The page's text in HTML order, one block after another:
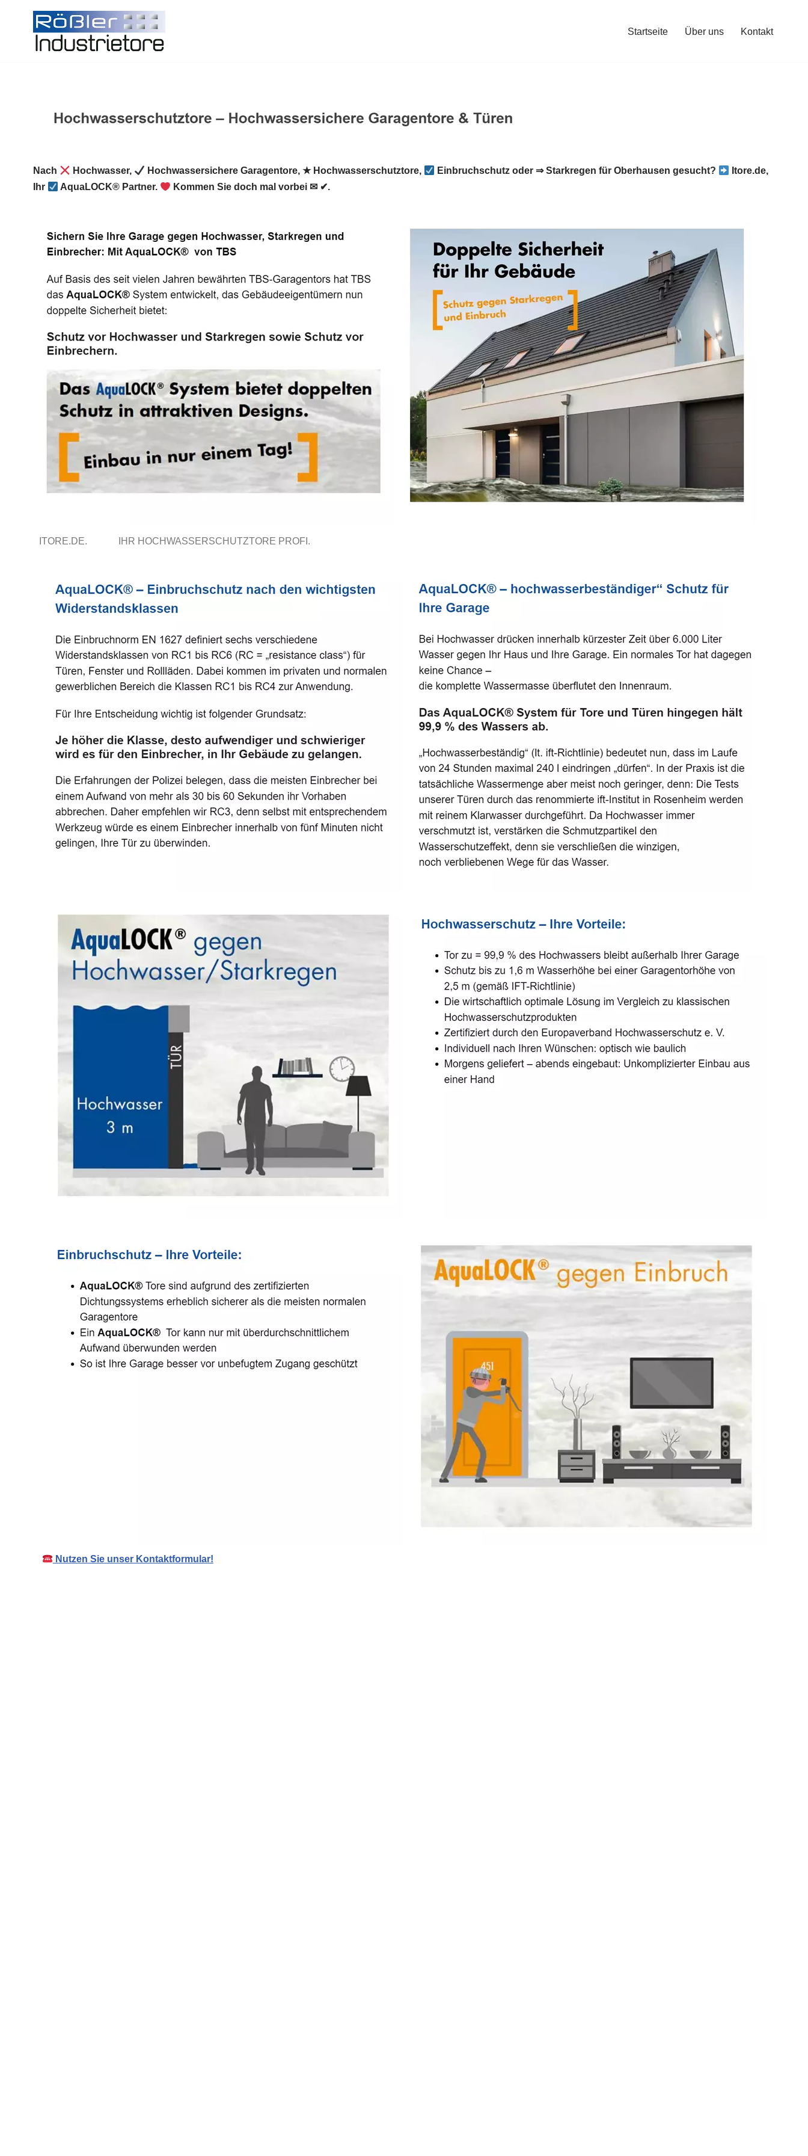
Startseite Über uns Kontakt
Nach Hochwasser, Hochwassersichere Garagentore, ★ Hochwasserschutztore, Einbruchschutz oder ⇒ Starkregen für Oberhausen gesucht?
Itore.de,
Ihr
AquaLOCK® Partner. Kommen Sie doch mal vorbei ✉ ✔.
ITORE.DE. IHR HOCHWASSERSCHUTZTORE PROFI.
Nutzen Sie unser Kontaktformular!